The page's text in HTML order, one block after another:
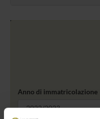
Anno di immatricolazione